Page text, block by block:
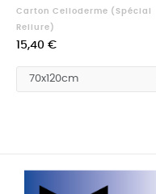
Carton Celloderme (spécial
Reliure)
Prix
15,40 €